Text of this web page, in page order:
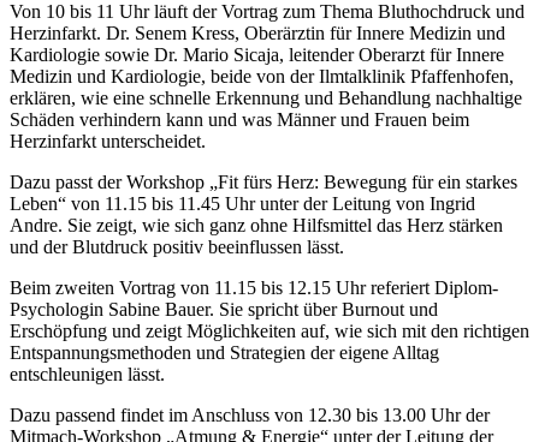
Von 10 bis 11 Uhr läuft der Vortrag zum Thema Bluthochdruck und
Herzinfarkt. Dr. Senem Kress, Oberärztin für Innere Medizin und
Kardiologie sowie Dr. Mario Sicaja, leitender Oberarzt für Innere
Medizin und Kardiologie, beide von der Ilmtalklinik Pfaffenhofen,
erklären, wie eine schnelle Erkennung und Behandlung nachhaltige
Schäden verhindern kann und was Männer und Frauen beim
Herzinfarkt unterscheidet.
Dazu passt der Workshop „Fit fürs Herz: Bewegung für ein starkes
Leben“ von 11.15 bis 11.45 Uhr unter der Leitung von Ingrid
Andre. Sie zeigt, wie sich ganz ohne Hilfsmittel das Herz stärken
und der Blutdruck positiv beeinflussen lässt.
Beim zweiten Vortrag von 11.15 bis 12.15 Uhr referiert Diplom-
Psychologin Sabine Bauer. Sie spricht über Burnout und
Erschöpfung und zeigt Möglichkeiten auf, wie sich mit den richtigen
Entspannungsmethoden und Strategien der eigene Alltag
entschleunigen lässt.
Dazu passend findet im Anschluss von 12.30 bis 13.00 Uhr der
Mitmach-Workshop „Atmung & Energie“ unter der Leitung der